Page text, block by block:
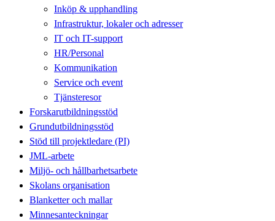
Inköp & upphandling
Infrastruktur, lokaler och adresser
IT och IT-support
HR/Personal
Kommunikation
Service och event
Tjänsteresor
Forskarutbildningsstöd
Grundutbildningsstöd
Stöd till projektledare (PI)
JML-arbete
Miljö- och hållbarhetsarbete
Skolans organisation
Blanketter och mallar
Minnesanteckningar